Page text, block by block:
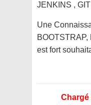
JENKINS ,
Une
est fort